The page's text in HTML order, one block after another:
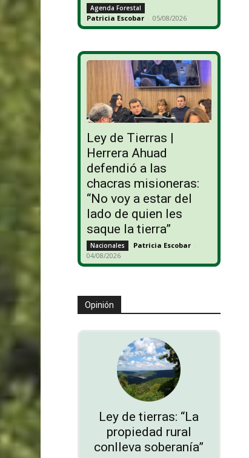
Agenda Forestal
Patricia Escobar - 05/08/2026
Ley de Tierras |
Herrera Ahuad
defendió a las
chacras misioneras:
“No voy a estar del
lado de quien les
saque la tierra”
Nacionales Patricia Escobar -
04/08/2026
Opinión
Ley de tierras: “La
propiedad rural
conlleva soberanía”